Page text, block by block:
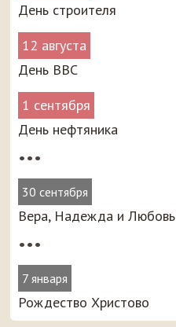
День строителя
12 августа
День ВВС
1 сентября
День нефтяника
•••
30 сентября
Вера, Надежда и Любовь
•••
7 января
Рождество Христово